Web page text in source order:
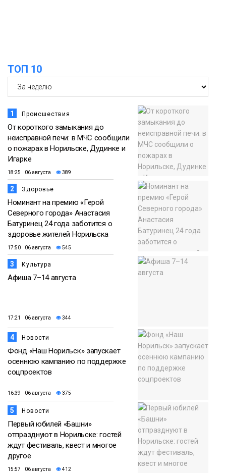
ТОП 10
1 Происшествия
От короткого замыкания до
неисправной печи: в МЧС сообщили
о пожарах в Норильске, Дудинке и
Игарке
18:25 06 августа 389
2 Здоровье
Номинант на премию «Герой
Северного города» Анастасия
Батуринец 24 года заботится о
здоровье жителей Норильска
17:50 06 августа 545
3 Культура
Афиша 7–14 августа
17:21 06 августа 344
4 Новости
Фонд «Наш Норильск» запускает
осеннюю кампанию по поддержке
соцпроектов
16:39 06 августа 375
5 Новости
Первый юбилей «Башни»
отпразднуют в Норильске: гостей
ждут фестиваль, квест и многое
другое
15:57 06 августа 412